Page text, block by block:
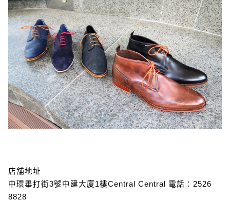
店舖地址
中環畢打街3號中建大廈1樓Central Central
電話：2526
8828